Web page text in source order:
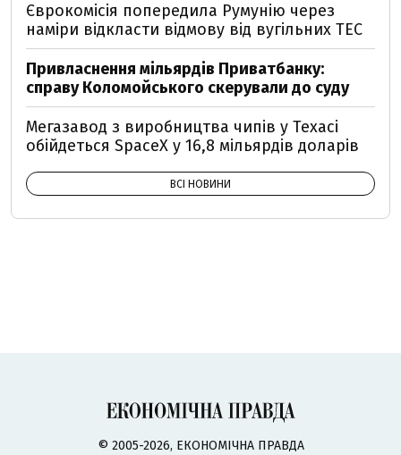
Єврокомісія попередила Румунію через
наміри відкласти відмову від вугільних ТЕС
Привласнення мільярдів Приватбанку:
справу Коломойського скерували до суду
Мегазавод з виробництва чипів у Техасі
обійдеться SpaceX у 16,8 мільярдів доларів
ВСІ НОВИНИ
© 2005-2026, ЕКОНОМІЧНА ПРАВДА